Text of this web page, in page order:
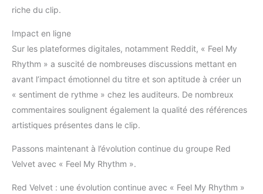
riche du clip.
Impact en ligne
Sur les plateformes digitales, notamment Reddit, « Feel My
Rhythm » a suscité de nombreuses discussions mettant en
avant l’impact émotionnel du titre et son aptitude à créer un
« sentiment de rythme » chez les auditeurs. De nombreux
commentaires soulignent également la qualité des références
artistiques présentes dans le clip.
Passons maintenant à l’évolution continue du groupe Red
Velvet avec « Feel My Rhythm ».
Red Velvet : une évolution continue avec « Feel My Rhythm »